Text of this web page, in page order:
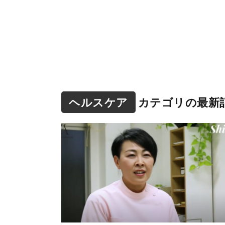
ヘルスケア カテゴリの最新